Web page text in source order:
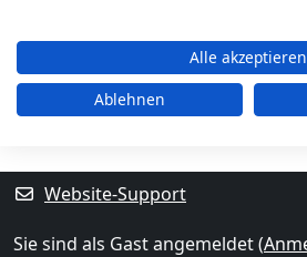
Blöcke
Ergänzungsblöcke
Website-Support
Sie sind als Gast angemeldet (
Alle akzeptieren
Ablehnen